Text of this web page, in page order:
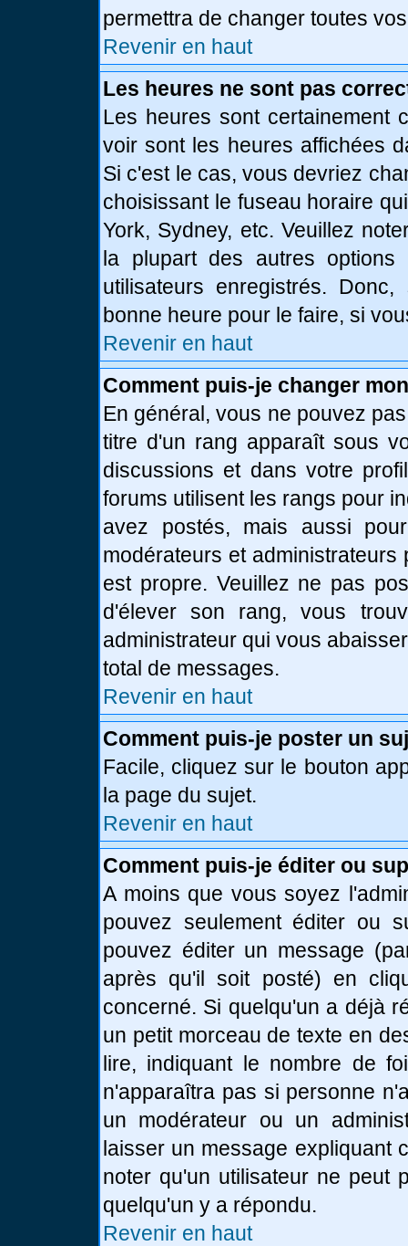
permettra de changer toutes
Revenir en haut
Les heures ne sont pas
Les heures sont certainement
voir sont les heures affichées
Si c'est le cas, vous devriez
choisissant le fuseau horaire
York, Sydney, etc. Veuillez
la plupart des autres
utilisateurs enregistrés.
bonne heure pour le faire, si
Revenir en haut
Comment puis-je changer
En général, vous ne pouvez
titre d'un rang apparaît sous
discussions et dans votre
forums utilisent les rangs pour
avez postés, mais aussi
modérateurs et
est propre. Veuillez ne pas
d'élever son rang, vous
administrateur qui vous
total de messages.
Revenir en haut
Comment puis-je poster un
Facile, cliquez sur le bouton
la page du sujet.
Revenir en haut
Comment puis-je éditer ou
A moins que vous soyez
pouvez seulement éditer ou
pouvez éditer un message
après qu'il soit posté) en
concerné. Si quelqu'un a déjà
un petit morceau de texte en
lire, indiquant le nombre de
n'apparaîtra pas si personne
un modérateur ou un
laisser un message expliquant
noter qu'un utilisateur ne peut
quelqu'un y a répondu.
Revenir en haut